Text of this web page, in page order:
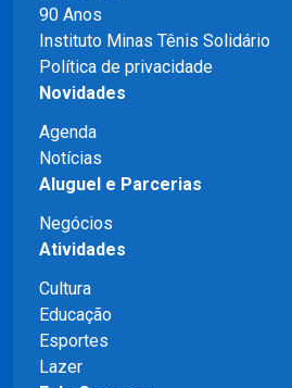
90 Anos
Instituto Minas Tênis Solidário
Política de privacidade
Novidades
Agenda
Notícias
Aluguel e Parcerias
Negócios
Atividades
Cultura
Educação
Esportes
Lazer